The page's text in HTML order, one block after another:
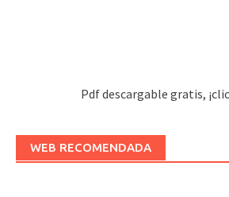
Pdf descargable gratis,
WEB RECOMENDADA